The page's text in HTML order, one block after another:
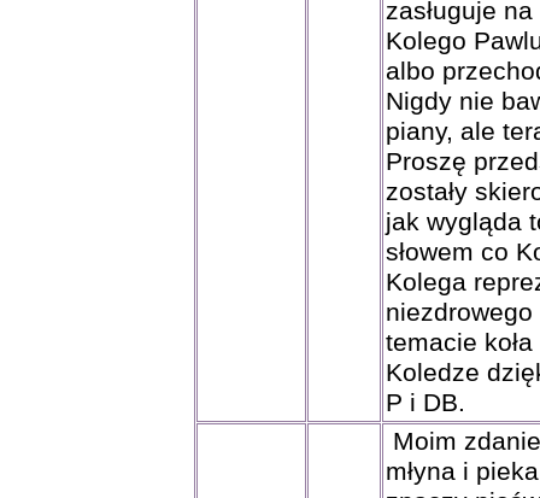
zasługuje
Kolego
albo
Nigdy nie
piany, ale
Proszę
zostały
jak wygląda
słowem co
Kolega
temacie
Koledze
P i DB.
Moim
młyna i